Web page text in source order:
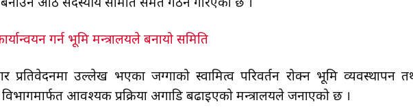
बनाउन आठ सदस्यीय समिति समेत गठन गरिएको छ ।
गर्न भूमि मन्त्रालयले बनायो समिति
प्रतिवेदनमा उल्लेख भएका जग्गाको स्वामित्व परिवर्तन रोक्न भूमि व्यवस्थापन
आवश्यक प्रक्रिया अगाडि बढाइएको मन्त्रालयले जनाएको छ ।